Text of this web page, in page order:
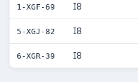
1-XGF-69 I8
5-XGJ-82 I8
6-XGR-39 I8